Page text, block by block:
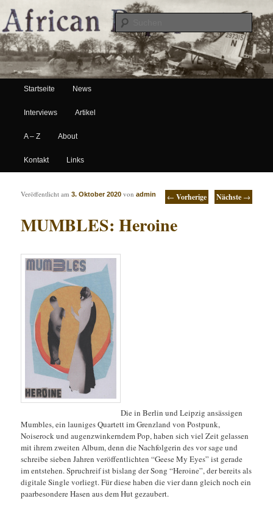
African Paper
Hauptmenü
Zum Inhalt wechseln
Zum sekundären Inhalt wechseln
Startseite News
Interviews Artikel
A – Z About
Kontakt Links
Artikelnavigation ← Vorherige Nächste →
MUMBLES: Heroine
Veröffentlicht am3. Oktober 2020 vonadmin
Die in Berlin und Leipzig ansässigen
Mumbles, ein launiges Quartett im Grenzland von Postpunk,
Noiserock und augenzwinkerndem Pop, haben sich viel Zeit gelassen
mit ihrem zweiten Album, denn die Nachfolgerin des vor sage und
schreibe sieben Jahren veröffentlichten “Geese My Eyes” ist gerade
im entstehen. Spruchreif ist bislang der Song “Heroine”, der bereits als
digitale Single vorliegt. Für diese haben die vier dann gleich noch ein
paarbesondere Hasen aus dem Hut gezaubert.